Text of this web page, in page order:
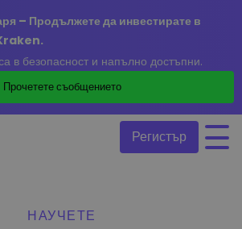
– Продължете да инвестирате в
в безопасност и напълно достъпни.
Прочетете съобщението
Регистър
/
НАУЧЕТЕ